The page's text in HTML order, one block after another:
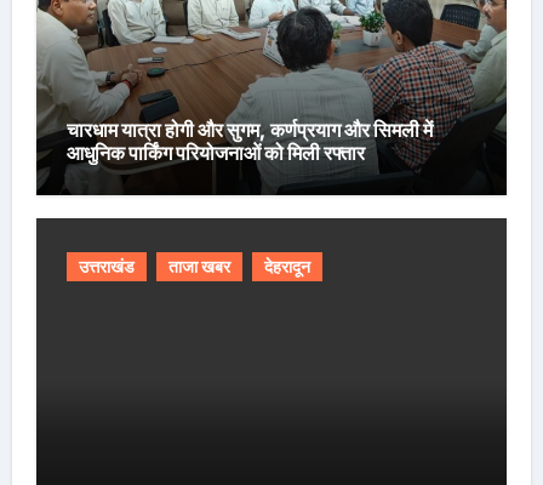
चारधाम यात्रा होगी और सुगम, कर्णप्रयाग और सिमली में
आधुनिक पार्किंग परियोजनाओं को मिली रफ्तार
उत्तराखंड ताजा खबर देहरादून